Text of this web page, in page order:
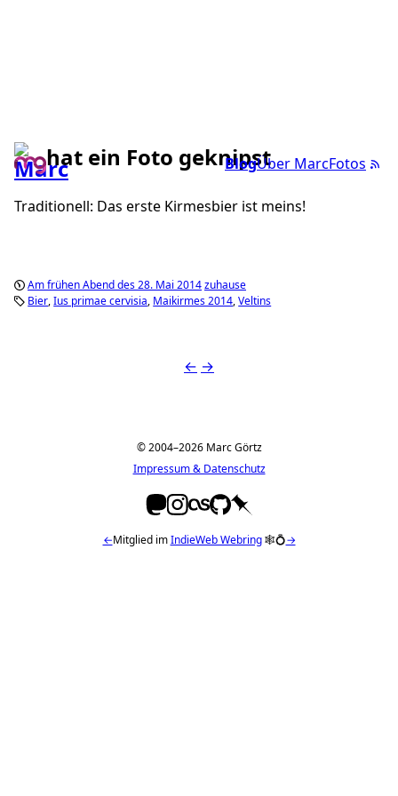
BlogÜber MarcFotos
hat ein Foto geknipst
Traditionell: Das erste Kirmesbier ist meins!
Am frühen Abend des 28. Mai 2014zuhause
Bier Ius primae cervisia Maikirmes 2014 Veltins
← →
© 2004–2026 Marc Görtz
Impressum & Datenschutz
←Mitglied imIndieWeb Webring🕸💍→